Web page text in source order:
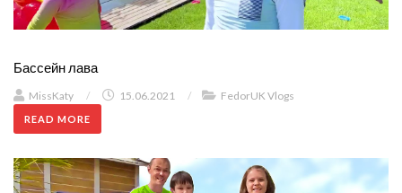
Бассейн лава
MissKaty / 15.06.2021 / FedorUK Vlogs
READ MORE